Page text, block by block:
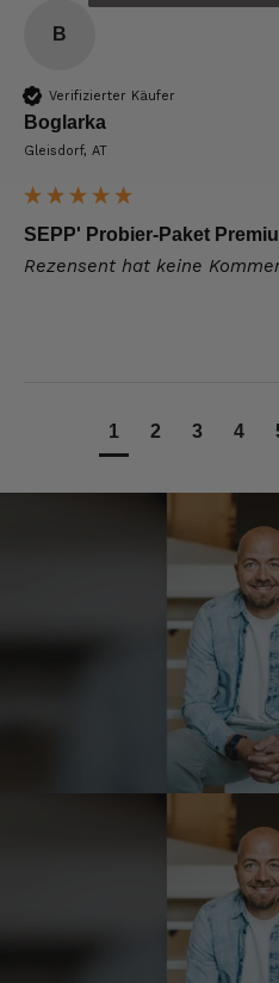
B
Verifizierter Käufer
Boglarka
Gleisdorf, AT
SEPP' Probier-Paket
Rezensent hat keine
1 2 3 4
erfolgt schnell
der Schinken war
ausgewogener
wieder
Josef
Verifizierter Kunde
Lieferung
Qualität sehr gut.
probiert und auch
Verifizierter Kunde
Qualität
nach
auf DHL
Versandkosten